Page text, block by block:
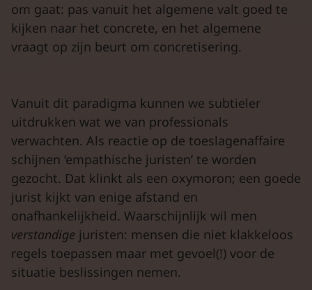
om gaat: pas vanuit het algemene valt goed te
kijken naar het concrete, en het algemene
vraagt op zijn beurt om concretisering.
Vanuit dit paradigma kunnen we subtieler
uitdrukken wat we van professionals
verwachten. Als reactie op de toeslagenaffaire
schijnen ‘empathische juristen’ te worden
gezocht. Dat klinkt als een oxymoron; een goede
jurist kijkt van enige afstand en
onafhankelijkheid. Waarschijnlijk wil men
verstandige juristen: mensen die niet klakkeloos
regels toepassen maar met gevoel(!) voor de
situatie beslissingen nemen.